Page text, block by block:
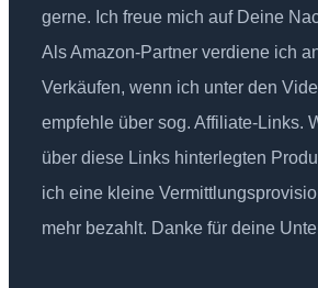
gerne. Ich freue mich auf Deine
Als Amazon-Partner verdiene ich
Verkäufen, wenn ich unter den
empfehle über sog. Affiliate-Links.
über diese Links hinterlegten
ich eine kleine
mehr bezahlt. Danke für deine